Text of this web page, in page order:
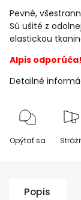
Pevné,
Sú ušité z
elastickou
Alpis odporúča!
Detailné
Opýtať sa
Popis